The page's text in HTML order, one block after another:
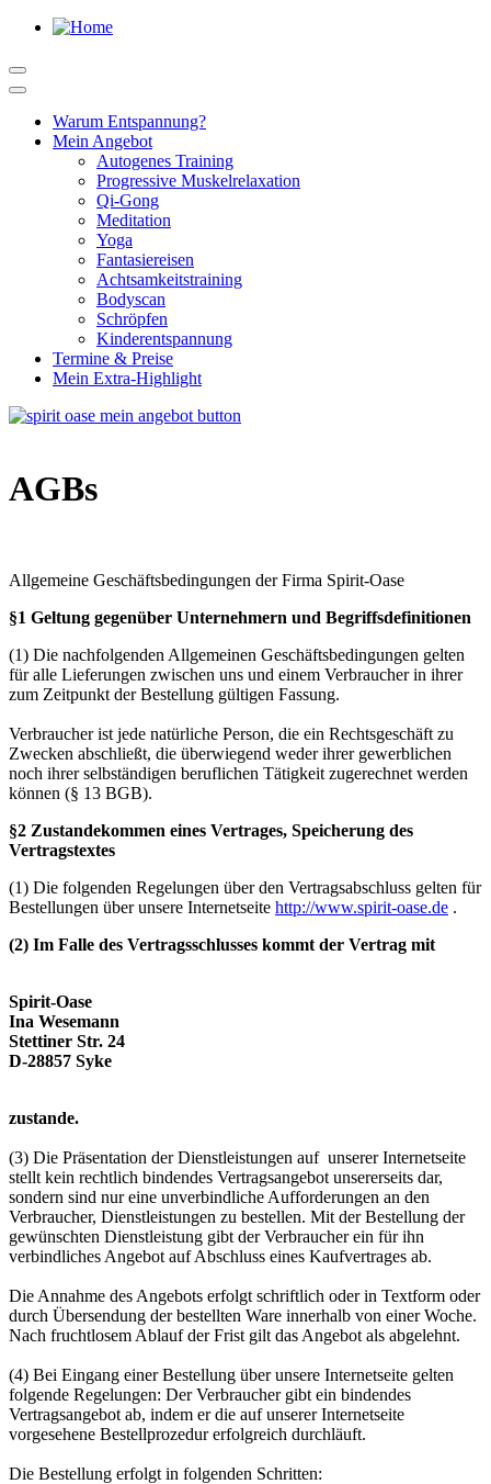
Warum Entspannung?
Mein Angebot
Autogenes Training
Progressive Muskelrelaxation
Qi-Gong
Meditation
Yoga
Fantasiereisen
Achtsamkeitstraining
Bodyscan
Schröpfen
Kinderentspannung
Termine & Preise
Mein Extra-Highlight
AGBs
Allgemeine Geschäftsbedingungen der Firma Spirit-Oase
§1 Geltung gegenüber Unternehmern und Begriffsdefinitionen
(1) Die nachfolgenden Allgemeinen Geschäftsbedingungen gelten
für alle Lieferungen zwischen uns und einem Verbraucher in ihrer
zum Zeitpunkt der Bestellung gültigen Fassung.
Verbraucher ist jede natürliche Person, die ein Rechtsgeschäft zu
Zwecken abschließt, die überwiegend weder ihrer gewerblichen
noch ihrer selbständigen beruflichen Tätigkeit zugerechnet werden
können (§ 13 BGB).
§2 Zustandekommen eines Vertrages, Speicherung des
Vertragstextes
(1) Die folgenden Regelungen über den Vertragsabschluss gelten für
Bestellungen über unsere Internetseite http://www.spirit-oase.de .
(2) Im Falle des Vertragsschlusses kommt der Vertrag mit
Spirit-Oase
Ina Wesemann
Stettiner Str. 24
D-28857 Syke
zustande.
(3) Die Präsentation der Dienstleistungen auf unserer Internetseite
stellt kein rechtlich bindendes Vertragsangebot unsererseits dar,
sondern sind nur eine unverbindliche Aufforderungen an den
Verbraucher, Dienstleistungen zu bestellen. Mit der Bestellung der
gewünschten Dienstleistung gibt der Verbraucher ein für ihn
verbindliches Angebot auf Abschluss eines Kaufvertrages ab.
Die Annahme des Angebots erfolgt schriftlich oder in Textform oder
durch Übersendung der bestellten Ware innerhalb von einer Woche.
Nach fruchtlosem Ablauf der Frist gilt das Angebot als abgelehnt.
(4) Bei Eingang einer Bestellung über unsere Internetseite gelten
folgende Regelungen: Der Verbraucher gibt ein bindendes
Vertragsangebot ab, indem er die auf unserer Internetseite
vorgesehene Bestellprozedur erfolgreich durchläuft.
Die Bestellung erfolgt in folgenden Schritten: